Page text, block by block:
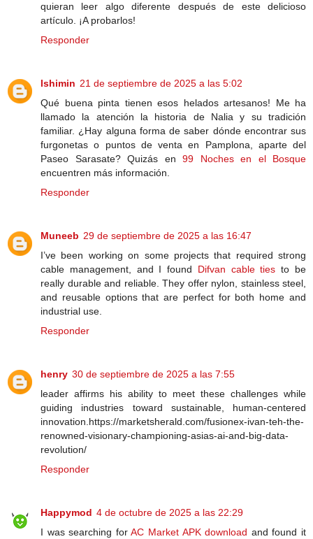
quieran leer algo diferente después de este delicioso
artículo. ¡A probarlos!
Responder
lshimin 21 de septiembre de 2025 a las 5:02
Qué buena pinta tienen esos helados artesanos! Me ha
llamado la atención la historia de Nalia y su tradición
familiar. ¿Hay alguna forma de saber dónde encontrar sus
furgonetas o puntos de venta en Pamplona, aparte del
Paseo Sarasate? Quizás en 99 Noches en el Bosque
encuentren más información.
Responder
Muneeb 29 de septiembre de 2025 a las 16:47
I’ve been working on some projects that required strong
cable management, and I found Difvan cable ties to be
really durable and reliable. They offer nylon, stainless steel,
and reusable options that are perfect for both home and
industrial use.
Responder
henry 30 de septiembre de 2025 a las 7:55
leader affirms his ability to meet these challenges while
guiding industries toward sustainable, human-centered
innovation.https://marketsherald.com/fusionex-ivan-teh-the-
renowned-visionary-championing-asias-ai-and-big-data-
revolution/
Responder
Happymod 4 de octubre de 2025 a las 22:29
I was searching forAC Market APK download and found it